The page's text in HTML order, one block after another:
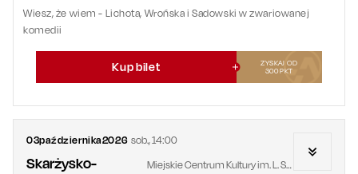
Wiesz, że wiem - Lichota, Wrońska i Sadowski w zwariowanej
komedii
Kup bilet
ZYSKAJ OD
300PKT
03października2026 sob.,14:00
Skarżysko-
Miejskie Centrum Kultury im. L. Staffa